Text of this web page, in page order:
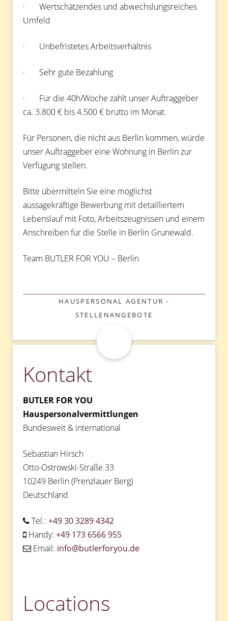
· Wertschätzendes und abwechslungsreiches
Umfeld
· Unbefristetes Arbeitsverhältnis
· Sehr gute Bezahlung
· Für die 40h/Woche zahlt unser Auftraggeber
ca. 3.800 € bis 4.500 € brutto im Monat.
Für Personen, die nicht aus Berlin kommen, würde
unser Auftraggeber eine Wohnung in Berlin zur
Verfügung stellen.
Bitte übermitteln Sie eine möglichst
aussagekräftige Bewerbung mit detailliertem
Lebenslauf mit Foto, Arbeitszeugnissen und einem
Anschreiben für die Stelle in Berlin Grunewald.
Team BUTLER FOR YOU – Berlin
KATEGORIEN
HAUSPERSONAL AGENTUR -
STELLENANGEBOTE
Kontakt
BUTLER FOR YOU
Hauspersonalvermittlungen
Bundesweit & international
Sebastian Hirsch
Otto-Ostrowski-Straße 33
10249 Berlin (Prenzlauer Berg)
Deutschland
Tel.: +49 30 3289 4342
Handy: +49 173 6566 955
Email: info@butlerforyou.de
Locations